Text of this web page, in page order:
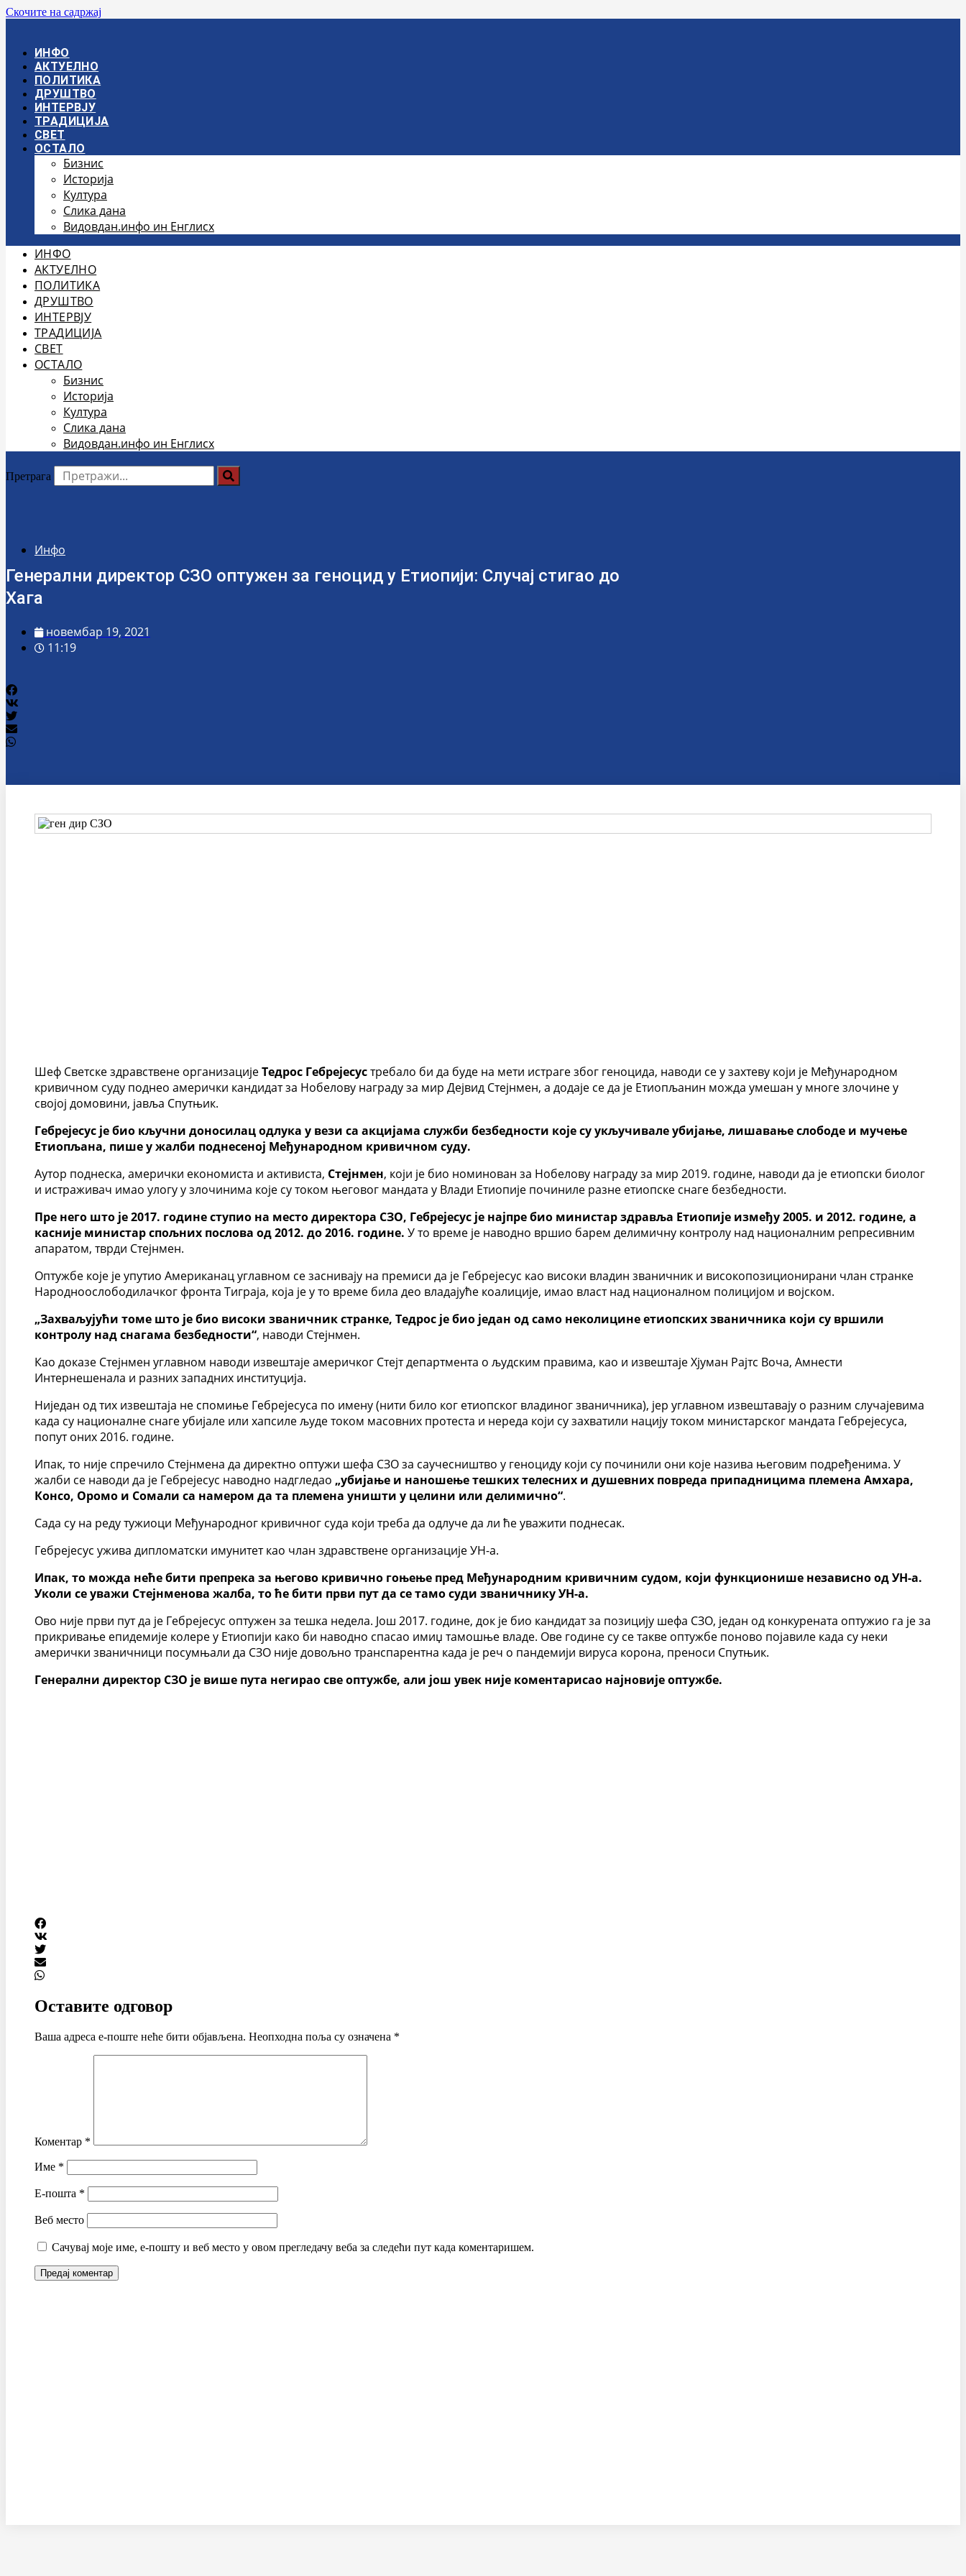
Скочите на садржај
ИНФО
АКТУЕЛНО
ПОЛИТИКА
ДРУШТВО
ИНТЕРВЈУ
ТРАДИЦИЈА
СВЕТ
ОСТАЛО
Бизнис
Историја
Култура
Слика дана
Видовдан.инфо ин Енглисх
ИНФО
АКТУЕЛНО
ПОЛИТИКА
ДРУШТВО
ИНТЕРВЈУ
ТРАДИЦИЈА
СВЕТ
ОСТАЛО
Бизнис
Историја
Култура
Слика дана
Видовдан.инфо ин Енглисх
Претрага
Инфо
Генерални директор СЗО оптужен за геноцид у Етиопији: Случај стигао до
Хага
новембар 19, 2021
11:19
Шеф Светске здравствене организацијеТедрос Гебрејесустребало би да буде на мети истраге због геноцида, наводи се у захтеву који је Међународном
кривичном суду поднео амерички кандидат за Нобелову награду за мир Дејвид Стејнмен, а додаје се да је Етиопљанин можда умешан у многе злочине у
својој домовини, јавља Спутњик.
Гебрејесус је био кључни доносилац одлука у вези са акцијама служби безбедности које су укључивале убијање, лишавање слободе и мучење
Етиопљана, пише у жалби поднесеној Међународном кривичном суду.
Аутор поднеска, амерички економиста и активиста, Стејнмен, који је био номинован за Нобелову награду за мир 2019. године, наводи да је етиопски биолог
и истраживач имао улогу у злочинима које су током његовог мандата у Влади Етиопије починиле разне етиопске снаге безбедности.
Пре него што је 2017. године ступио на место директора СЗО, Гебрејесус је најпре био министар здравља Етиопије између 2005. и 2012. године, а
касније министар спољних послова од 2012. до 2016. године. У то време је наводно вршио барем делимичну контролу над националним репресивним
апаратом, тврди Стејнмен.
Оптужбе које је упутио Американац углавном се заснивају на премиси да је Гебрејесус као високи владин званичник и високопозиционирани члан странке
Народноослободилачког фронта Тиграја, која је у то време била део владајуће коалиције, имао власт над националном полицијом и војском.
„Захваљујући томе што је био високи званичник странке, Тедрос је био један од само неколицине етиопских званичника који су вршили
контролу над снагама безбедности“, наводи Стејнмен.
Као доказе Стејнмен углавном наводи извештаје америчког Стејт департмента о људским правима, као и извештаје Хјуман Рајтс Воча, Амнести
Интернешенала и разних западних институција.
Ниједан од тих извештаја не спомиње Гебрејесуса по имену (нити било ког етиопског владиног званичника), јер углавном извештавају о разним случајевима
када су националне снаге убијале или хапсиле људе током масовних протеста и нереда који су захватили нацију током министарског мандата Гебрејесуса,
попут оних 2016. године.
Ипак, то није спречило Стејнмена да директно оптужи шефа СЗО за саучесништво у геноциду који су починили они које назива његовим подређенима. У
жалби се наводи да је Гебрејесус наводно надгледао „убијање и наношење тешких телесних и душевних повреда припадницима племена Амхара,
Консо, Оромо и Сомали са намером да та племена уништи у целини или делимично“.
Сада су на реду тужиоци Међународног кривичног суда који треба да одлуче да ли ће уважити поднесак.
Гебрејесус ужива дипломатски имунитет као члан здравствене организације УН-а.
Ипак, то можда неће бити препрека за његово кривично гоњење пред Међународним кривичним судом, који функционише независно од УН-а.
Уколи се уважи Стејнменова жалба, то ће бити први пут да се тамо суди званичнику УН-а.
Ово није први пут да је Гебрејесус оптужен за тешка недела. Још 2017. године, док је био кандидат за позицију шефа СЗО, један од конкурената оптужио га је за
прикривање епидемије колере у Етиопији како би наводно спасао имиџ тамошње владе. Ове године су се такве оптужбе поново појавиле када су неки
амерички званичници посумњали да СЗО није довољно транспарентна када је реч о пандемији вируса корона, преноси Спутњик.
Генерални директор СЗО је више пута негирао све оптужбе, али још увек није коментарисао најновије оптужбе.
Оставите одговор
Ваша адреса е-поште неће бити објављена. Неопходна поља су означена *
Коментар *
Име *
Е-пошта *
Веб место
Сачувај моје име, е-пошту и веб место у овом прегледачу веба за следећи пут када коментаришем.